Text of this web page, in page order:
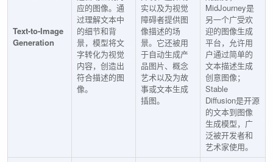
Text-to-Image
Generation
应的图像。通
过理解文本中
的细节和背
景，模型将文
字转化为视觉
内容，创造出
符合描述的图
像。
实以及为视觉
障碍者提供图
像描述的场
景。它还被用
于自动生成产
品图片、概念
艺术以及为故
事或文本生成
插图。
MidJourney是
另一个广受欢
迎的图像生成
平台，允许用
户通过简单的
文本描述生成
创意图像；
Stable
Diffusion是开源
的文本到图像
生成模型，广
泛被开发者和
艺术家使用。